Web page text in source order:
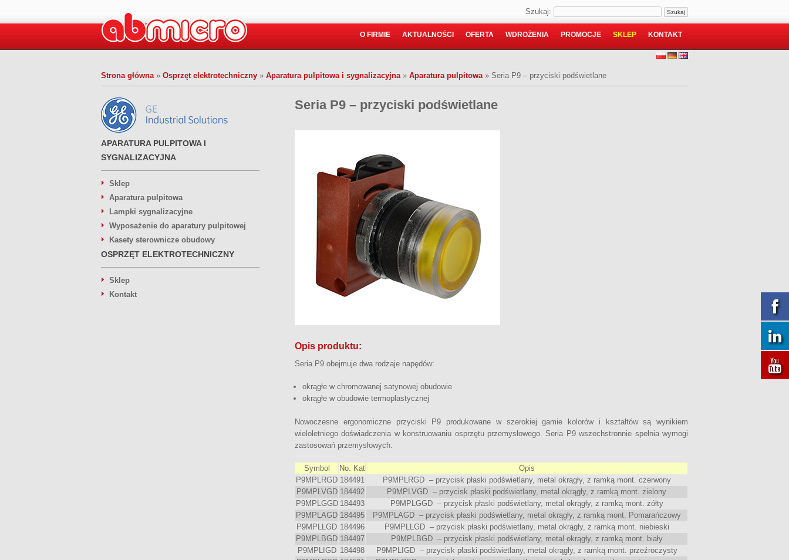
Szukaj:
O FIRMIE AKTUALNOŚCI OFERTA WDROŻENIA PROMOCJE SKLEP KONTAKT
Strona główna» Osprzęt elektrotechniczny » Aparatura pulpitowa i sygnalizacyjna» Aparatura pulpitowa» Seria P9 – przyciski podświetlane
Seria P9 – przyciski podświetlane
Opis produktu:
Seria P9 obejmuje dwa rodzaje napędów:
okrągłe w chromowanej satynowej obudowie
okrągłe w obudowie termoplastycznej
Nowoczesne ergonomiczne przyciski P9 produkowane w szerokiej gamie kolorów i kształtów są wynikiem
wieloletniego doświadczenia w konstruowaniu osprzętu przemysłowego. Seria P9 wszechstronnie spełnia wymogi
zastosowań przemysłowych.
Symbol No. Kat
Opis
P9MPLRGD 184491
P9MPLRGD – przycisk płaski podświetlany, metal okrągły, z ramką mont. czerwony
P9MPLVGD 184492
P9MPLVGD – przycisk płaski podświetlany, metal okrągły, z ramką mont. zielony
P9MPLGGD 184493
P9MPLGGD – przycisk płaski podświetlany, metal okrągły, z ramką mont. żółty
P9MPLAGD 184495
P9MPLAGD – przycisk płaski podświetlany, metal okrągły, z ramką mont. Pomarańczowy
P9MPLLGD 184496
P9MPLLGD – przycisk płaski podświetlany, metal okrągły, z ramką mont. niebieski
P9MPLBGD 184497
P9MPLBGD – przycisk płaski podświetlany, metal okrągły, z ramką mont. biały
P9MPLIGD 184498
P9MPLIGD – przycisk płaski podświetlany, metal okrągły, z ramką mont. przeźroczysty
APARATURA PULPITOWA I
SYGNALIZACYJNA
Sklep
Aparatura pulpitowa
Lampki sygnalizacyjne
Wyposażenie do aparatury pulpitowej
Kasety sterownicze obudowy
OSPRZĘT ELEKTROTECHNICZNY
Sklep
Kontakt